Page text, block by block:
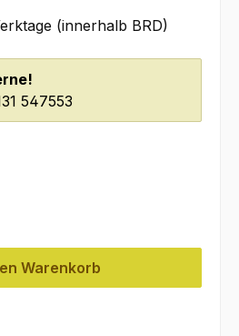
(innerhalb BRD)
547553
zurzeit nicht verfügbar.)
ein oder benutze die Schaltflächen
Warenkorb